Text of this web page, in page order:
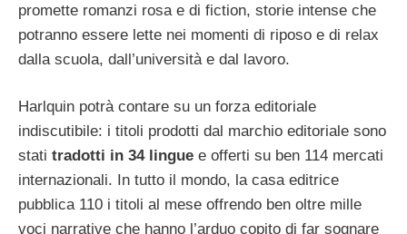
promette romanzi rosa e di fiction, storie intense che
potranno essere lette nei momenti di riposo e di relax
dalla scuola, dall’università e dal lavoro.
Harlquin potrà contare su un forza editoriale
indiscutibile: i titoli prodotti dal marchio editoriale sono
stati tradotti in 34 lingue e offerti su ben 114 mercati
internazionali. In tutto il mondo, la casa editrice
pubblica 110 i titoli al mese offrendo ben oltre mille
voci narrative che hanno l’arduo copito di far sognare